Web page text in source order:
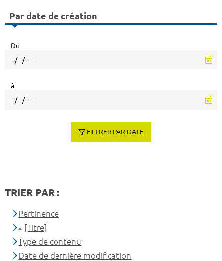
Par date de création
Du
à
FILTRER PAR DATE
TRIER PAR :
Pertinence
[Titre]
Type de contenu
Date de dernière modification